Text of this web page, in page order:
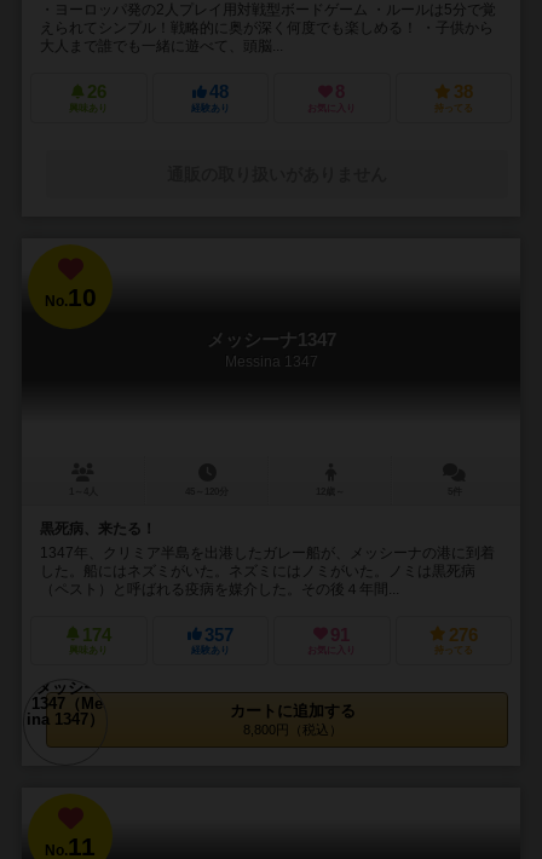
・ヨーロッパ発の2人プレイ用対戦型ボードゲーム ・ルールは5分で覚
えられてシンプル！戦略的に奥が深く何度でも楽しめる！ ・子供から
大人まで誰でも一緒に遊べて、頭脳...
26
興味あり
48
経験あり
8
お気に入り
38
持ってる
No. 10
メッシーナ1347
Messina 1347
黒死病、来たる！
1347年、クリミア半島を出港したガレー船が、メッシーナの港に到着
した。船にはネズミがいた。ネズミにはノミがいた。ノミは黒死病
（ペスト）と呼ばれる疫病を媒介した。その後４年間...
174
興味あり
357
経験あり
91
お気に入り
276
持ってる
カートに追加する
8,800円（税込）
No.11